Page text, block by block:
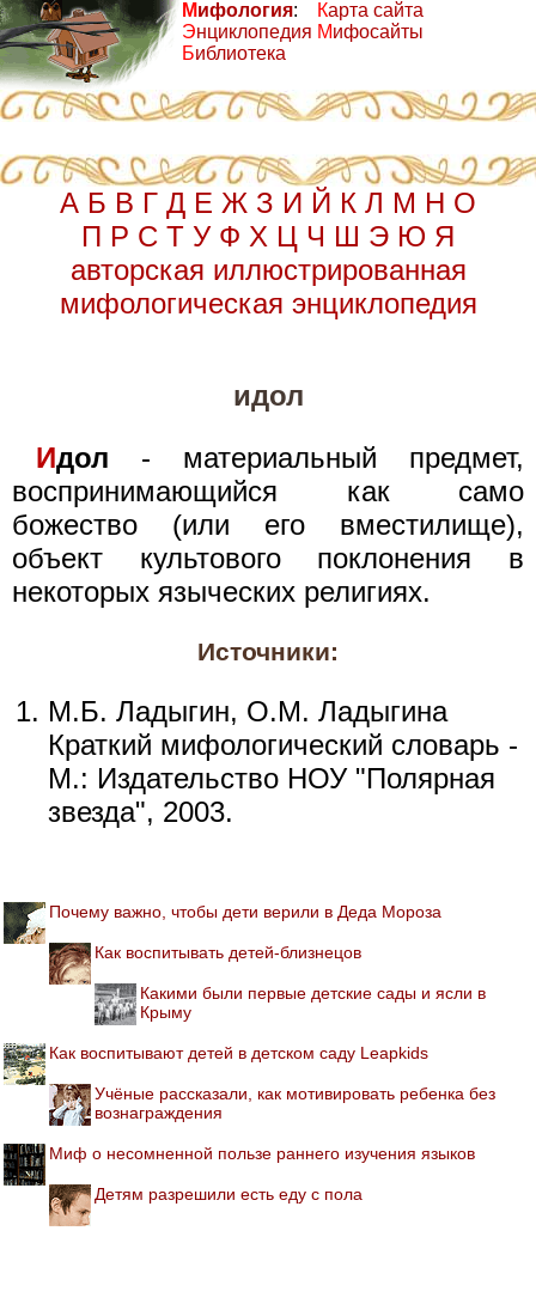
Мифология:
Энциклопедия
Библиотека
Карта сайта
Мифосайты
А Б В Г Д Е Ж З И Й К Л М Н О
П Р С Т У Ф Х Ц Ч Ш Э Ю Я
авторская иллюстрированная
мифологическая энциклопедия
идол
Идол - материальный предмет,
воспринимающийся как само
божество (или его вместилище),
объект культового поклонения в
некоторых языческих религиях.
Источники:
М.Б. Ладыгин, О.М. Ладыгина
Краткий мифологический словарь -
М.: Издательство НОУ "Полярная
звезда", 2003.
Почему важно, чтобы дети верили в Деда Мороза
Как воспитывать детей-близнецов
Какими были первые детские сады и ясли в
Крыму
Как воспитывают детей в детском саду Leapkids
Учёные рассказали, как мотивировать ребенка без
вознаграждения
Миф о несомненной пользе раннего изучения языков
Детям разрешили есть еду с пола